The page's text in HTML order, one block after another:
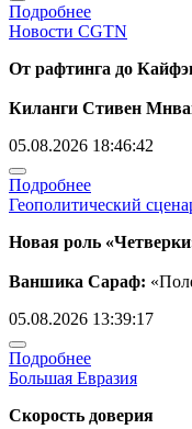
Подробнее
Новости CGTN
От рафтинга до
Киланги Стивен
05.08.2026 18:46:42
Подробнее
Геополитический
Новая роль
Ваншика Сараф:
05.08.2026 13:39:17
Подробнее
Большая Евразия
Скорость доверия